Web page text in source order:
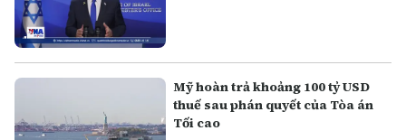
Mỹ hoàn trả khoảng 100 tỷ USD
thuế sau phán quyết của Tòa án
Tối cao